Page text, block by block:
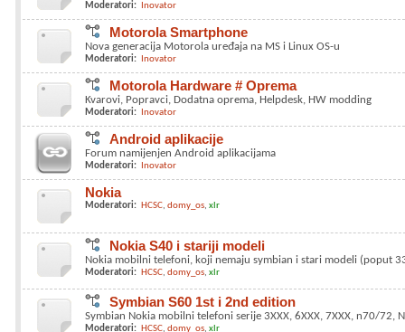
Moderatori: Inovator
Motorola Smartphone
Nova generacija Motorola uređaja na MS i Linux OS-u
Moderatori: Inovator
Motorola Hardware # Oprema
Kvarovi, Popravci, Dodatna oprema, Helpdesk, HW modding
Moderatori: Inovator
Android aplikacije
Forum namijenjen Android aplikacijama
Moderatori: Inovator
Nokia
Moderatori: HCSC domy_os xlr
Nokia S40 i stariji modeli
Nokia mobilni telefoni, koji nemaju symbian i stari modeli (poput
Moderatori: HCSC domy_os xlr
Symbian S60 1st i 2nd edition
Symbian Nokia mobilni telefoni serije 3XXX, 6XXX, 7XXX, n70/72,
Moderatori: HCSC domy_os xlr